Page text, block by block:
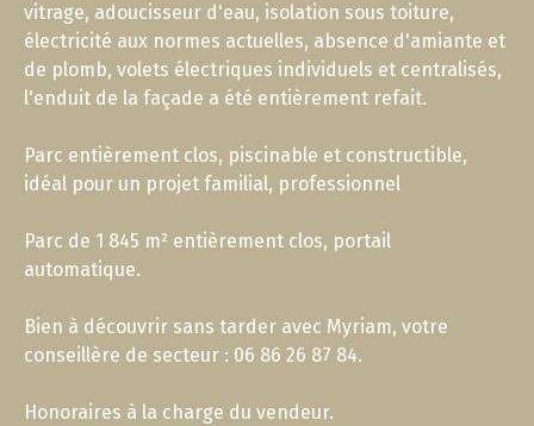
vitrage, adoucisseur d'eau, isolation sous toiture,
électricité aux normes actuelles, absence d'amiante et
de plomb, volets électriques individuels et centralisés,
l'enduit de la façade a été entièrement refait.
Parc entièrement clos, piscinable et constructible,
idéal pour un projet familial, professionnel
Parc de 1 845 m² entièrement clos, portail
automatique.
Bien à découvrir sans tarder avec Myriam, votre
conseillère de secteur : 06 86 26 87 84.
Honoraires à la charge du vendeur.